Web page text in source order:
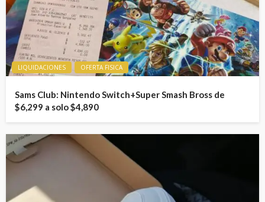
LIQUIDACIONES OFERTA FISICA
Sams Club: Nintendo Switch+Super Smash Bross de
$6,299 a solo $4,890